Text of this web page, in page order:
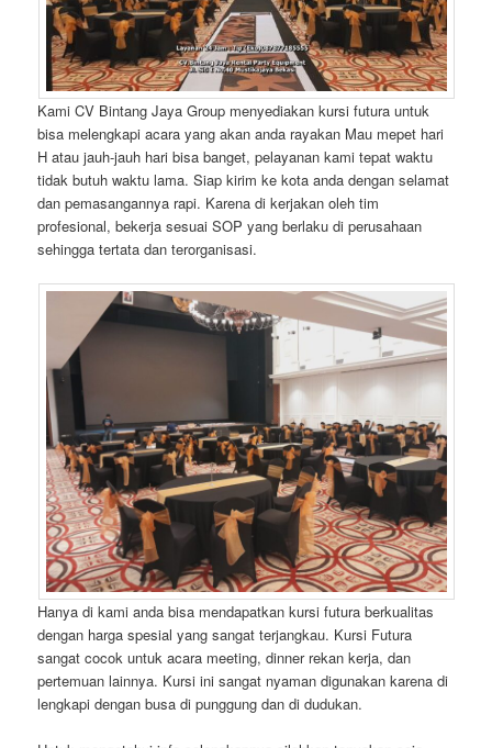
Kami CV Bintang Jaya Group menyediakan kursi futura untuk
bisa melengkapi acara yang akan anda rayakan Mau mepet hari
H atau jauh-jauh hari bisa banget, pelayanan kami tepat waktu
tidak butuh waktu lama. Siap kirim ke kota anda dengan selamat
dan pemasangannya rapi. Karena di kerjakan oleh tim
profesional, bekerja sesuai SOP yang berlaku di perusahaan
sehingga tertata dan terorganisasi.
Hanya di kami anda bisa mendapatkan kursi futura berkualitas
dengan harga spesial yang sangat terjangkau. Kursi Futura
sangat cocok untuk acara meeting, dinner rekan kerja, dan
pertemuan lainnya. Kursi ini sangat nyaman digunakan karena di
lengkapi dengan busa di punggung dan di dudukan.